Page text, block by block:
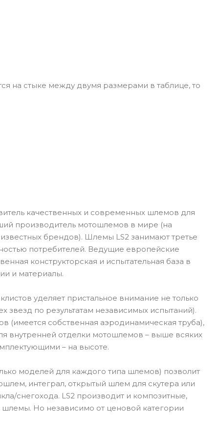
на стыке между двумя размерами в таблице, то
качественных и современных шлемов для
производитель мотошлемов в мире (на
брендов). Шлемы LS2 занимают третье
потребителей. Ведущие европейские
конструкторская и испытательная база в
и материалы.
уделяет пристальное внимание не только
звезд по результатам независимых испытаний).
(имеется собственная аэродинамическая труба),
внутренней отделки мотошлемов – выше всяких
– на высоте.
моделей для каждого типа шлемов) позволит
интеграл, открытый шлем для скутера или
снегохода. LS2 производит и композитные,
Но независимо от ценовой категории